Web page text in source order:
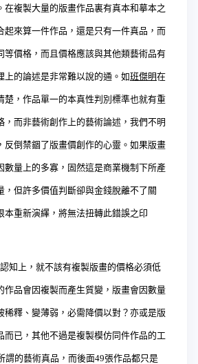
複製大量的版畫作品裏有真本和摹本之
起來算一件作品，還是只有一件真品，而
價格，而且價格應該與其他類藝術品有
的論述是非常難以說的通。如班傑明在
，作品單一的本真性判別標準也就有重
而非藝術創作上的藝術論述，我們不明
倒禁錮了版畫價創作的心靈。如果版畫
量上的多寡，固然這是商業機制下所產
但許多價值判斷卻與金錢脫離不了關
重新演繹，將無法扭轉此錯誤之印
知上，就不該有複製版畫的價格必須低
品會因複製而產生質變，版畫會因數量
稀釋、 變薄弱， 必需降價以對？亦或是版
已，其他不過是複製模仿同件作品的工
謂的藝術真品，而後面49張作品都只是